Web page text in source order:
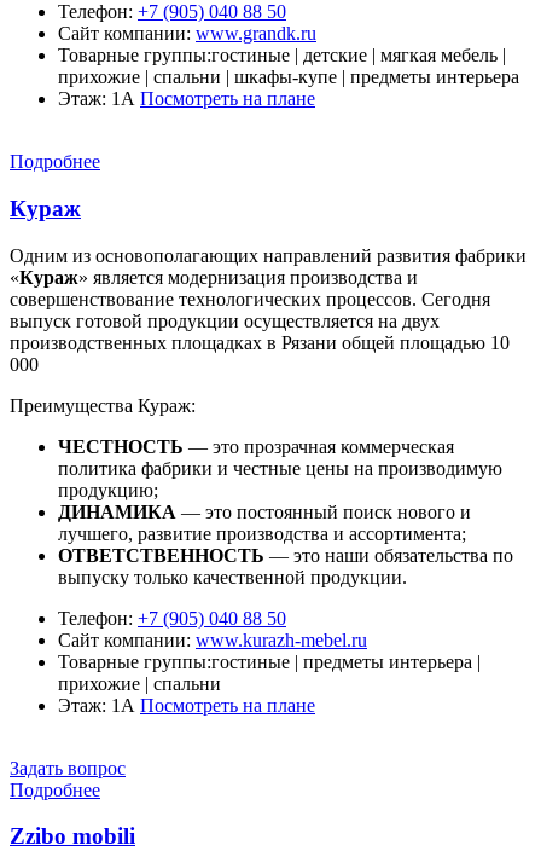
Телефон: +7 (905) 040 88 50
Сайт компании: www.grandk.ru
Товарные группы:гостиные | детские | мягкая мебель |
прихожие | спальни | шкафы-купе | предметы интерьера
Этаж: 1А Посмотреть на плане
Подробнее
Кураж
Одним из основополагающих направлений развития фабрики
«Кураж» является модернизация производства и
совершенствование технологических процессов. Сегодня
выпуск готовой продукции осуществляется на двух
производственных площадках в Рязани общей площадью 10
000
Преимущества Кураж:
ЧЕСТНОСТЬ — это прозрачная коммерческая
политика фабрики и честные цены на производимую
продукцию;
ДИНАМИКА — это постоянный поиск нового и
лучшего, развитие производства и ассортимента;
ОТВЕТСТВЕННОСТЬ — это наши обязательства по
выпуску только качественной продукции.
Телефон: +7 (905) 040 88 50
Сайт компании: www.kurazh-mebel.ru
Товарные группы:гостиные | предметы интерьера |
прихожие | спальни
Этаж: 1А Посмотреть на плане
Задать вопрос
Подробнее
Zzibo mobili